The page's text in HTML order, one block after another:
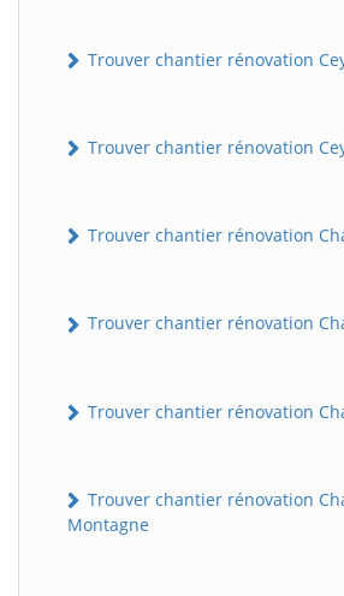
Trouver chantier rénovation
Trouver chantier rénovation
Trouver chantier rénovation
Trouver chantier rénovation
Trouver chantier rénovation
Trouver chantier rénovation
Montagne